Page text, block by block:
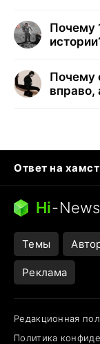
Почему
Почему
вправо,
Ответ на
Бензин 100 и
Следующая
Hi-
Темы
Реклама
Редакционная
Политика